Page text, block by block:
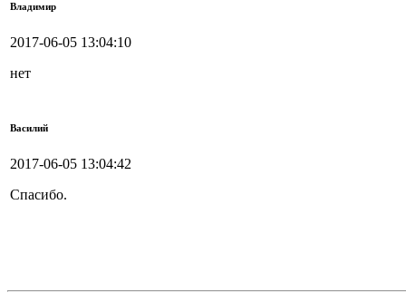
Владимир
2017-06-05 13:04:10
нет
Василий
2017-06-05 13:04:42
Спасибо.